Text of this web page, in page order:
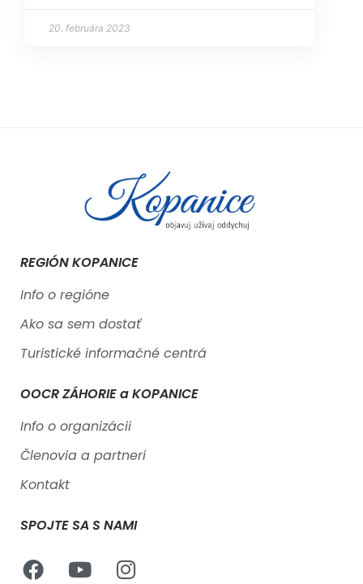
20. februára 2023
REGIÓN KOPANICE
Info o regióne
Ako sa sem dostať
Turistické informačné centrá
OOCR ZÁHORIE a KOPANICE
Info o organizácii
Členovia a partneri
Kontakt
SPOJTE SA S NAMI